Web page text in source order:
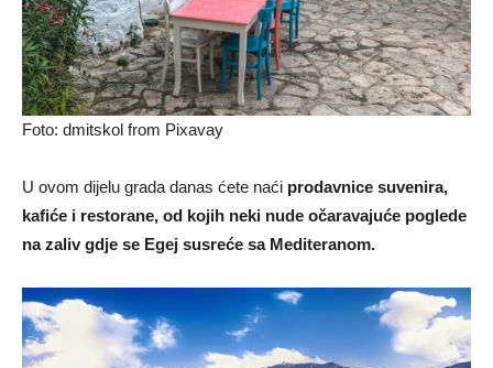
Foto: dmitskol from Pixavay
U ovom dijelu grada danas ćete naći prodavnice suvenira,
kafiće i restorane, od kojih neki nude očaravajuće poglede
na zaliv gdje se Egej susreće sa Mediteranom.